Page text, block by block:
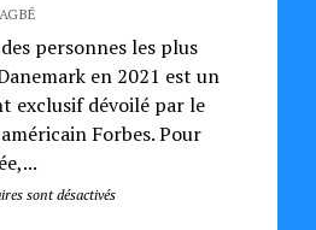
personnes les plus
en 2021 est un
exclusif dévoilé par le
Forbes. Pour
sont désactivés